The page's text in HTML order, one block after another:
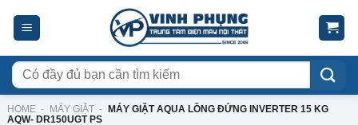
Tìm
kiếm:
HOME - MÁY GIẶT -
MÁY GIẶT AQUA LỒNG ĐỨNG INVERTER 15 KG
AQW- DR150UGT PS